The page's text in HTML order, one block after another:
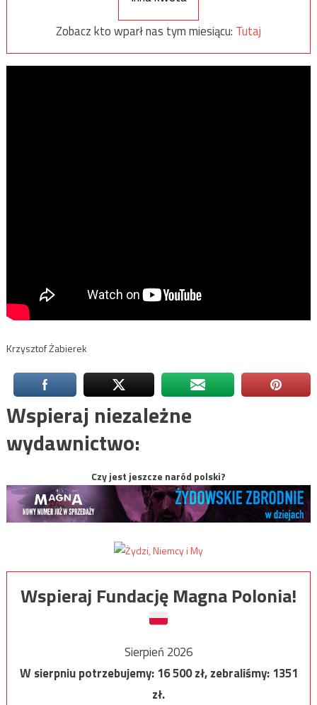
Zobacz kto wparł nas tym miesiącu: Tutaj
Krzysztof Żabierek
Wspieraj niezależne
wydawnictwo:
Czy jest jeszcze naród polski?
Wspieraj Fundację Magna Polonia!
Sierpień 2026
W sierpniu potrzebujemy:16 500zł, zebraliśmy:1351
zł.